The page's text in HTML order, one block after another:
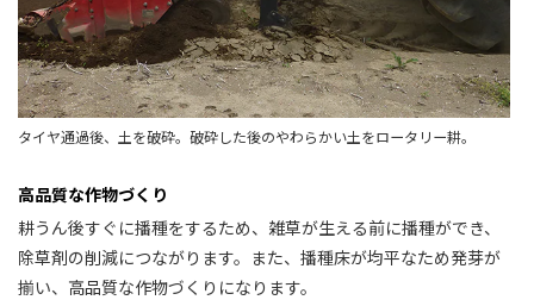
タイヤ通過後、土を破砕。破砕した後のやわらかい土をロータリー耕。
高品質な作物づくり
耕うん後すぐに播種をするため、雑草が生える前に播種ができ、
除草剤の削減につながります。また、播種床が均平なため発芽が
揃い、高品質な作物づくりになります。